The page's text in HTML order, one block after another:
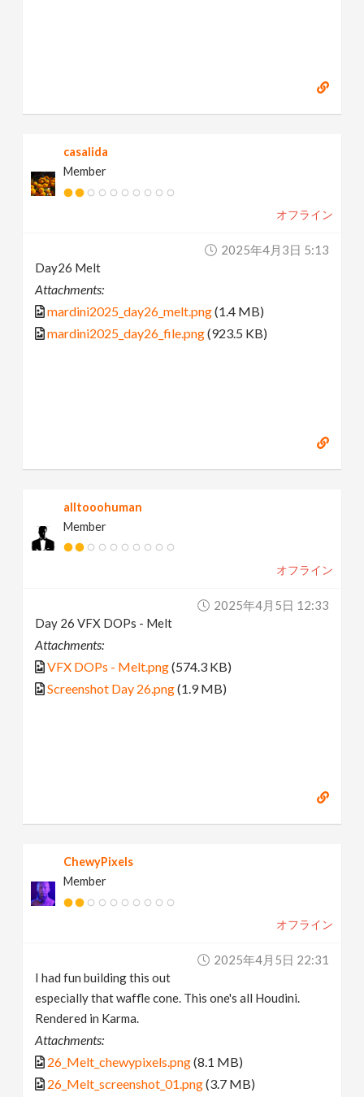
casalida
Member
オフライン
2025年4月3日 5:13
Day26 Melt
Attachments:
mardini2025_day26_melt.png(1.4 MB)
mardini2025_day26_file.png(923.5 KB)
alltooohuman
Member
オフライン
2025年4月5日 12:33
Day 26 VFX DOPs - Melt
Attachments:
VFX DOPs - Melt.png(574.3 KB)
Screenshot Day 26.png(1.9 MB)
ChewyPixels
Member
オフライン
2025年4月5日 22:31
I had fun building this out
especially that waffle cone. This one's all Houdini.
Rendered in Karma.
Attachments:
26_Melt_chewypixels.png(8.1 MB)
26_Melt_screenshot_01.png(3.7 MB)